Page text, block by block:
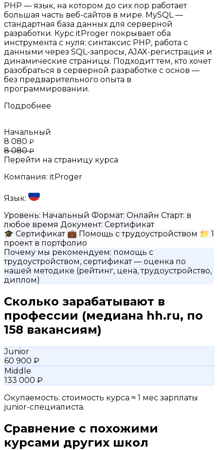
PHP — язык, на котором до сих пор работает
большая часть веб-сайтов в мире. MySQL —
стандартная база данных для серверной
разработки. Курс itProger покрывает оба
инструмента с нуля: синтаксис PHP, работа с
данными через SQL-запросы, AJAX-регистрация и
динамические страницы. Подходит тем, кто хочет
разобраться в серверной разработке с основ —
без предварительного опыта в
программировании.
Подробнее
Начальный
8 080 ₽
8 080₽
Перейти на страницу курса
Компания: itProger
Язык:
Уровень: Начальный Формат: Онлайн Старт: в
любое время Документ: Сертификат
🎓 Сертификат 💼 Помощь с трудоустройством 📁 1
проект в портфолио
Почему мы рекомендуем: помощь с
трудоустройством, сертификат— оценка по
нашей методике (рейтинг, цена, трудоустройство,
диплом)
Сколько зарабатывают в
профессии (медиана hh.ru, по
158 вакансиям)
Junior
60 900 ₽
Middle
133 000 ₽
Окупаемость: стоимость курса ≈ 1 мес зарплаты
junior-специалиста.
Сравнение с похожими
курсами других школ